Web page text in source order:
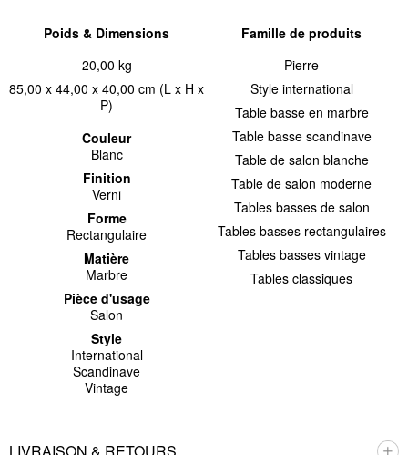
Poids & Dimensions
20,00 kg
85,00 x 44,00 x 40,00 cm (L x H x
P)
Couleur
Blanc
Finition
Verni
Forme
Rectangulaire
Matière
Marbre
Pièce d'usage
Salon
Style
International
Scandinave
Vintage
Famille de produits
Pierre
Style international
Table basse en marbre
Table basse scandinave
Table de salon blanche
Table de salon moderne
Tables basses de salon
Tables basses rectangulaires
Tables basses vintage
Tables classiques